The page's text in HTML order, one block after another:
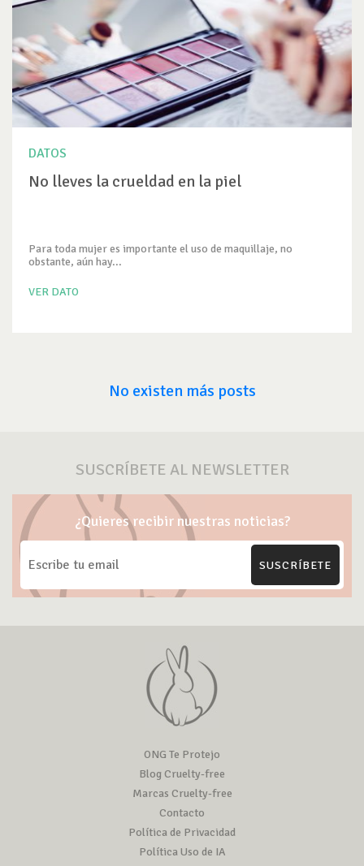
DATOS
No lleves la crueldad en la piel
Para toda mujer es importante el uso de maquillaje, no
obstante, aún hay...
VER DATO
No existen más posts
SUSCRÍBETE AL NEWSLETTER
¿Quieres recibir nuestras noticias?
SUSCRÍBETE
ONG Te Protejo
Blog Cruelty-free
Marcas Cruelty-free
Contacto
Política de Privacidad
Política Uso de IA